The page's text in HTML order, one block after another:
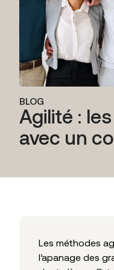
BLOG
Agilité :
avec un
Les méthodes
l’apanage des